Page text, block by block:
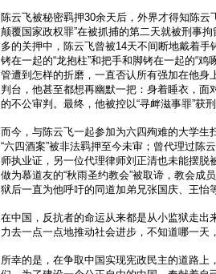
陈云飞被秘密羁押30余天后，外界才得知陈云
颠覆国家政权罪”在被抓捕的第二天就被刑事
多的关押中，陈云飞曾被14天不间断地戴着
铐在一起的“龙抱柱”和把手和脚铐在一起的“
管遭到怎样的折磨，一直否认所有强加在他身
判台，他甚至都想再幽默一把：身着睡衣，面
的不公审判。最终，他被控以“寻衅滋事罪”获
而今，与陈云飞一起参加为六四殉难的大学生
“六四酒案”被非法羁押至今未审；曾代理过陈
师执业证，另一位代理律师刘正清也未能摆脱
做为慕道友的“秋雨圣约教会”被取谛，教会成
狱后一直为他呼吁的同道加弟兄张国庆、王
在中国，反抗者的命运从来都是从小监狱走出
力去一点一点地推动社会进步，不知道哪一天
所幸的是，在争取中国实现宪政民主的道路上